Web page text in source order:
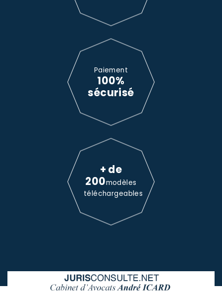
Paiement
100%
sécurisé
+ de
200modèles
téléchargeables